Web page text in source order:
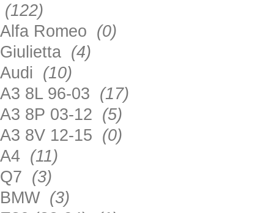
(122)
Alfa Romeo (0)
Giulietta (4)
Audi (10)
A3 8L 96-03 (17)
A3 8P 03-12 (5)
A3 8V 12-15 (0)
A4 (11)
Q7 (3)
BMW (3)